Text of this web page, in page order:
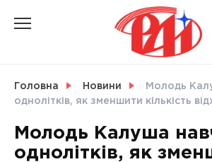
Головна Новини
Молодь
однолітків, як зменшити кількість
Молодь Калуша
однолітків, як